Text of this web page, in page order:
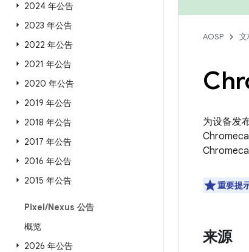
2024 年公告
2023 年公告
2022 年公告
2021 年公告
2020 年公告
2019 年公告
2018 年公告
2017 年公告
2016 年公告
2015 年公告
Pixel/Nexus 公告
概览
2026 年公告
AOSP 文
为设备发
重要提
来源